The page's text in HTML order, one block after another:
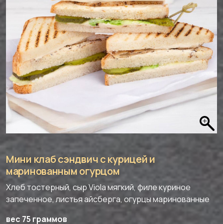
Мини клаб сэндвич с курицей и
маринованным огурцом
Хлеб тостерный, сыр Viola мягкий, филе куриное
запеченное, листья айсберга, огурцы маринованные
вес 75 граммов